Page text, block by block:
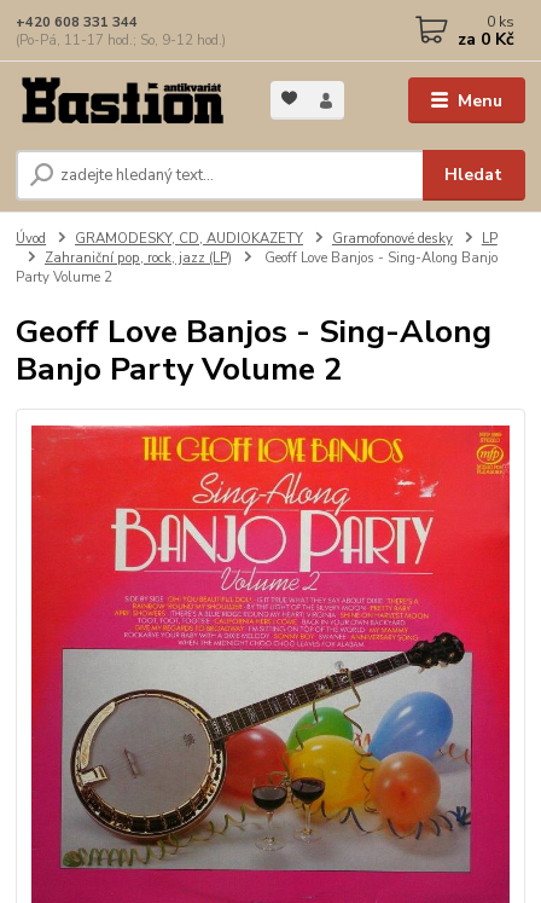
Menu
Hledat
+420 608 331 344
(Po-Pá, 11-17 hod.; So, 9-12 hod.)
0 ks
za 0 Kč
Úvod GRAMODESKY, CD, AUDIOKAZETY Gramofonové desky
LP
Zahraniční pop, rock, jazz (LP)
Geoff Love Banjos - Sing-Along Banjo
Party Volume 2
Geoff Love Banjos - Sing-Along
Banjo Party Volume 2